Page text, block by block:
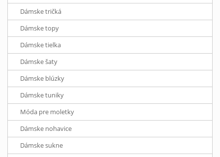
Dámske tričká
Dámske topy
Dámske tielka
Dámske šaty
Dámske blúzky
Dámske tuniky
Móda pre moletky
Dámske nohavice
Dámske sukne